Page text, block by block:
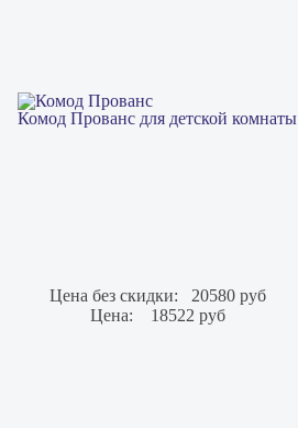
Комод Прованс для детской комнаты
Цена без скидки:
20580 руб
Цена:
18522 руб